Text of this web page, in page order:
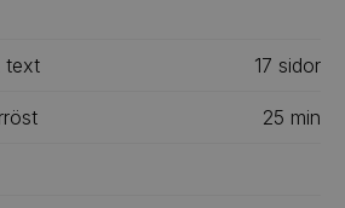
text 17 ‎‎ sidor
25 min